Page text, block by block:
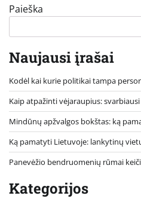
Paieška
Naujausi įrašai
Kodėl kai kurie politikai tampa
Kaip atpažinti vėjaraupius:
Mindūnų apžvalgos bokštas: ką
Ką pamatyti Lietuvoje: lankytinų
Panevėžio bendruomenių rūmai
Kategorijos